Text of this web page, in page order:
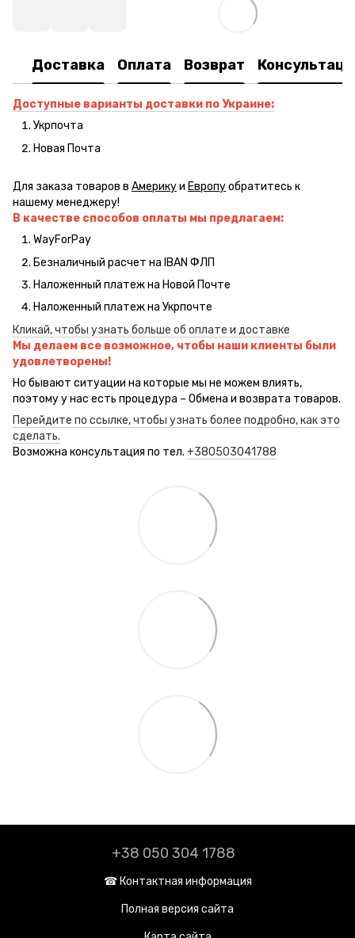
Доставка Оплата Возврат
Доступные варианты доставки по Украине:
Укрпочта
Новая Почта
Для заказа товаров в Америкуи Европуобратитесь к
нашему менеджеру!
В качестве способов оплаты мы предлагаем:
WayForPay
Безналичный расчет на IBAN ФЛП
Наложенный платеж на Новой Почте
Наложенный платеж на Укрпочте
Кликай, чтобы узнать больше об оплате и доставке
Мы делаем все возможное, чтобы наши клиенты были
удовлетворены!
Но бывают ситуации на которые мы не можем влиять,
поэтому у нас есть процедура – Обмена и возврата товаров.
Перейдите по ссылке, чтобы узнать более подробно, как это
сделать.
Возможна консультация по тел. +380503041788
+38 050 304 1788
☎︎ Контактная информация
Полная версия сайта